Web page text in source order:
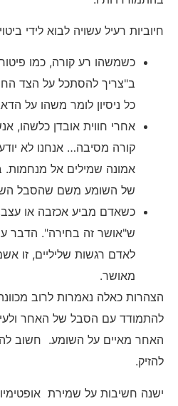
חיוביות רעיל עשויה לבוא לידי
כשמשהו רע קורה, כמו
ב"צריך להסתכל על הצד
כל ניסיון לומר משהו על
אחרי חווית אובדן כלשהו,
קורה מסיבה… אנחנו לא
אמונה שמילים אל מנחמות.
של השומע משם שהסבל
כשאדם מביע אכזבה או
ש"אושר זה בחירה". הדבר
לאדם רגשות שליליים, זו
מאושר.
הצהרות כאלה נאמרות לרוב
להתמודד עם הסבל של האחר
האחר מאיים על השומע. חשוב
להזיק.
ישנה חשיבות על שמירת